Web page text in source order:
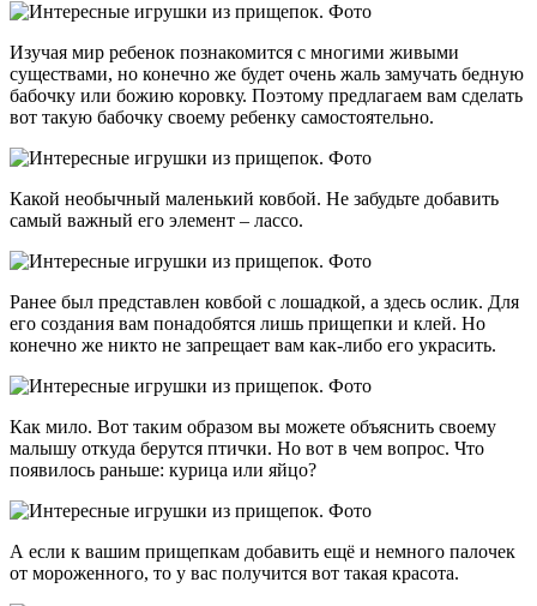
Изучая мир ребенок познакомится с многими живыми
существами, но конечно же будет очень жаль замучать бедную
бабочку или божию коровку. Поэтому предлагаем вам сделать
вот такую бабочку своему ребенку самостоятельно.
Какой необычный маленький ковбой. Не забудьте добавить
самый важный его элемент – лассо.
Ранее был представлен ковбой с лошадкой, а здесь ослик. Для
его создания вам понадобятся лишь прищепки и клей. Но
конечно же никто не запрещает вам как-либо его украсить.
Как мило. Вот таким образом вы можете объяснить своему
малышу откуда берутся птички. Но вот в чем вопрос. Что
появилось раньше: курица или яйцо?
А если к вашим прищепкам добавить ещё и немного палочек
от мороженного, то у вас получится вот такая красота.